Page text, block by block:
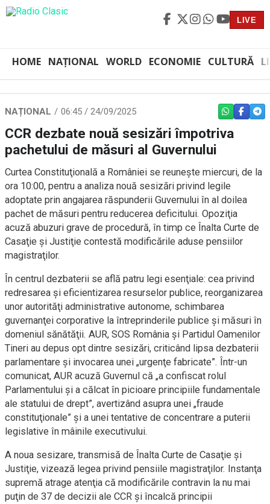
LIVE
HOME NAȚIONAL WORLD ECONOMIE CULTURĂ
NAȚIONAL 06:45 / 24/09/2025 WHATSAPP
CCR dezbate nouă sesizări împotriva
pachetului de măsuri al Guvernului
Curtea Constituţională a României se reuneşte miercuri, de la
ora 10:00, pentru a analiza nouă sesizări privind legile
adoptate prin angajarea răspunderii Guvernului în al doilea
pachet de măsuri pentru reducerea deficitului. Opoziţia
acuză abuzuri grave de procedură, în timp ce Înalta Curte de
Casaţie şi Justiţie contestă modificările aduse pensiilor
magistraţilor.
În centrul dezbaterii se află patru legi esenţiale: cea privind
redresarea şi eficientizarea resurselor publice, reorganizarea
unor autorităţi administrative autonome, schimbarea
guvernanţei corporative la întreprinderile publice şi măsuri în
domeniul sănătăţii. AUR, SOS România şi Partidul Oamenilor
Tineri au depus opt dintre sesizări, criticând lipsa dezbaterii
parlamentare şi invocarea unei „urgenţe fabricate”. Într-un
comunicat, AUR acuză Guvernul că „a confiscat rolul
Parlamentului şi a călcat în picioare principiile fundamentale
ale statului de drept”, avertizând asupra unei „fraude
constituţionale” şi a unei tentative de concentrare a puterii
legislative în mâinile executivului.
A noua sesizare, transmisă de Înalta Curte de Casaţie şi
Justiţie, vizează legea privind pensiile magistraţilor. Instanţa
supremă atrage atenţia că modificările contravin la nu mai
puţin de 37 de decizii ale CCR şi încalcă principii